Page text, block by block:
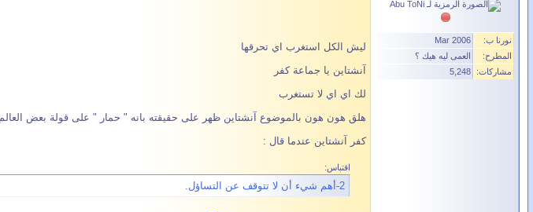
نورنا ب:
Mar 2006
المطرح:
العمى ليه هيك ؟
مشاركات:
5,248
ليش الكل استغرب اي تحرقها
آنشتاين يا جماعة كفر
لك اي اي لا تستغرب
هلق هون هون بالموضوع آنشتاين ظهر على حقيقته بانه " حمار " على قولة بعض
كفر آنشتاين عندما قال :
اقتباس:
2-أهم شيء أن لا تتوقف عن التساؤل.